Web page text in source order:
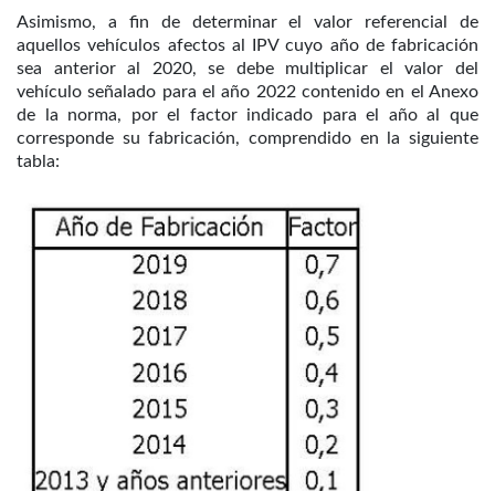
Asimismo, a fin de determinar el valor referencial de
aquellos vehículos afectos al IPV cuyo año de fabricación
sea anterior al 2020, se debe multiplicar el valor del
vehículo señalado para el año 2022 contenido en el Anexo
de la norma, por el factor indicado para el año al que
corresponde su fabricación, comprendido en la siguiente
tabla: